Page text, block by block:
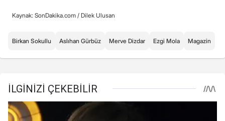
Kaynak: SonDakika.com / Dilek Ulusan
Birkan Sokullu Aslıhan Gürbüz Merve Dizdar Ezgi Mola Magazin